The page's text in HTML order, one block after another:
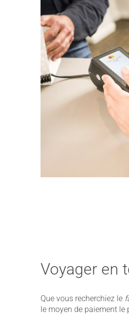
Voyager en
Que vous recherchiez le
le moyen de paiement le